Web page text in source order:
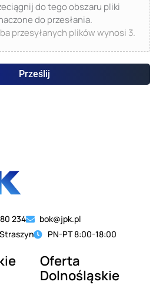
do tego obszaru pliki
do przesłania.
przesyłanych plików wynosi 3.
Prześlij
234
bok@jpk.pl
PN-PT 8:00-18:00
Oferta
Dolnośląskie